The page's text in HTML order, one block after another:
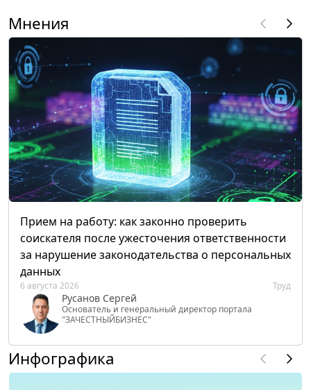
Мнения
Прием на работу: как законно проверить
соискателя после ужесточения ответственности
за нарушение законодательства о персональных
данных
6 августа 2026 Труд
Русанов Сергей
Основатель и генеральный директор портала
"ЗАЧЕСТНЫЙБИЗНЕС"
Инфографика